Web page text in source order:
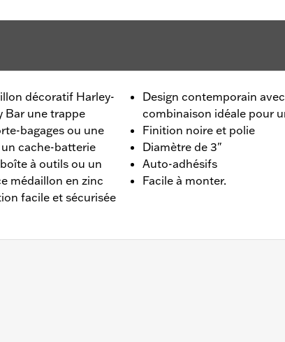
décoratif Harley-
Bar une trappe
bagages ou une
cache-batterie
à outils ou un
médaillon en zinc
facile et sécurisée
Design contemporain
combinaison idéale pour
Finition noire et polie
Diamètre de 3"
Auto-adhésifs
Facile à monter.
des surfaces planes.